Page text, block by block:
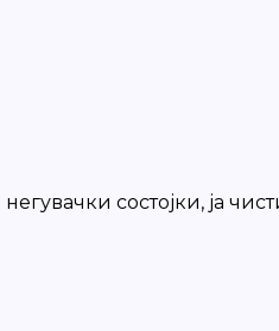
состојки, ја